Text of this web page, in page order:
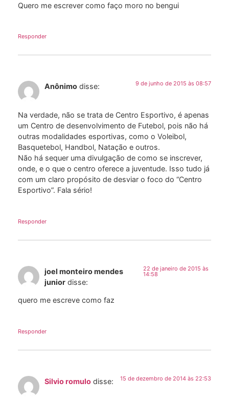
Quero me escrever como faço moro no bengui
Responder
Anônimo disse: 9 de junho de 2015 às 08:57
Na verdade, não se trata de Centro Esportivo, é apenas
um Centro de desenvolvimento de Futebol, pois não há
outras modalidades esportivas, como o Voleibol,
Basquetebol, Handbol, Natação e outros.
Não há sequer uma divulgação de como se inscrever,
onde, e o que o centro oferece a juventude. Isso tudo já
com um claro propósito de desviar o foco do “Centro
Esportivo”. Fala sério!
Responder
joel monteiro mendes
junior disse:
22 de janeiro de 2015 às
14:58
quero me escreve como faz
Responder
Silvio romulo disse: 15 de dezembro de 2014 às 22:53